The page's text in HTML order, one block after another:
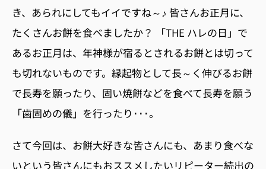
き、あられにしてもイイですね～♪ 皆さんお正月に、
たくさんお餅を食べましたか？ 「THE ハレの日」で
あるお正月は、年神様が宿るとされるお餅とは切って
も切れないものです。縁起物として長～く伸びるお餅
で長寿を願ったり、固い焼餅などを食べて長寿を願う
「歯固めの儀」を行ったり･･･。
さて今回は、お餅大好きな皆さんにも、あまり食べな
いという皆さんにもおススメしたいリピーター続出の